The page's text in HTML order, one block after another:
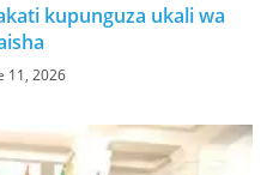
kupunguza ukali wa
11, 2026